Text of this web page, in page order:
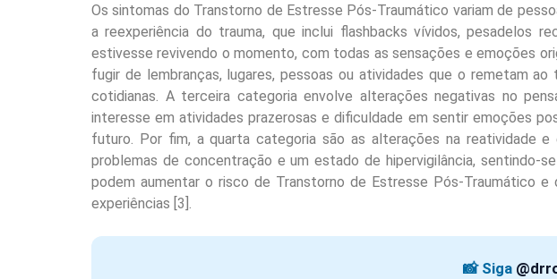
Os sintomas do Transtorno de Estresse Pós-Traumático variam de
a reexperiência do trauma, que inclui flashbacks vívidos, pesadelos
estivesse revivendo o momento, com todas as sensações e emoções
fugir de lembranças, lugares, pessoas ou atividades que o remetam
cotidianas. A terceira categoria envolve alterações negativas no
interesse em atividades prazerosas e dificuldade em sentir emoções
futuro. Por fim, a quarta categoria são as alterações na reatividade
problemas de concentração e um estado de hipervigilância, sentindo-
podem aumentar o risco de Transtorno de Estresse Pós-Traumático
experiências [3].
📸 Siga